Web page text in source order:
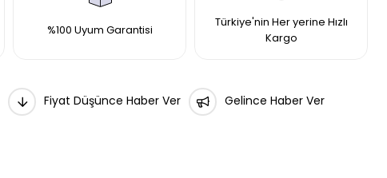
%100 Uyum Garantisi
Türkiye'nin Her yerine Hızlı
Kargo
Fiyat Düşünce Haber Ver Gelince Haber Ver